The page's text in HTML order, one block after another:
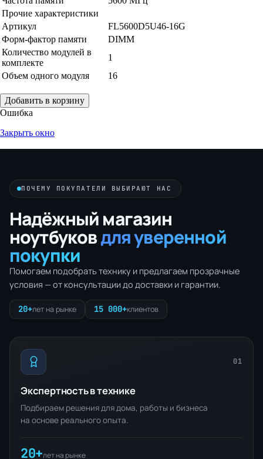
Прочие характеристики
Артикул
FL5600D5U46-16G
Форм-фактор памяти
DIMM
Количество модулей в
комплекте
1
Объем одного модуля
16
Добавить в корзину
Ошибка
Закрыть окно
ПОЧЕМУ ПОКУПАТЕЛИ ВЫБИРАЮТ НАС
Надёжный магазин
ноутбуковдля уверенной
покупки
Помогаем подобрать технику и предлагаем прозрачные
условия — от консультации до доставки и гарантии.
20+лет на рынке 15 000+клиентов
01
Экспертность в технике
Подбираем решения для дома, работы и бизнеса
на основе реального опыта.
20+лет на рынке